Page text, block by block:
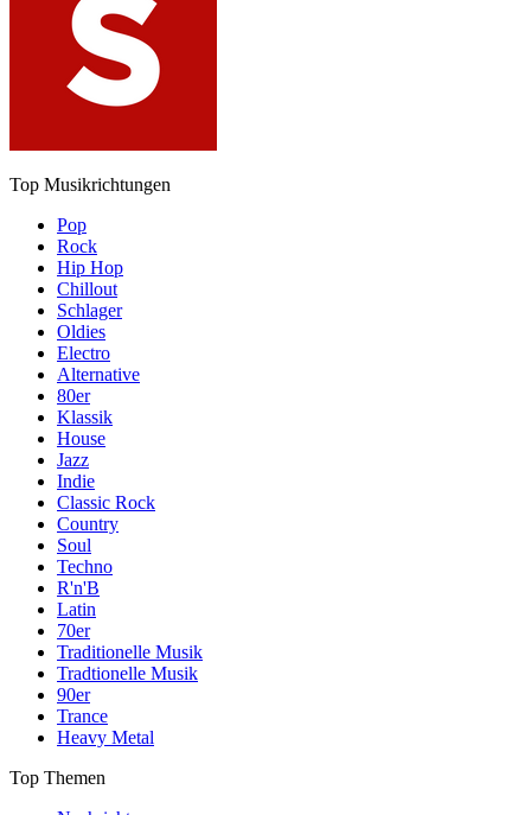
Top Musikrichtungen
Pop
Rock
Hip Hop
Chillout
Schlager
Oldies
Electro
Alternative
80er
Klassik
House
Jazz
Indie
Classic Rock
Country
Soul
Techno
R'n'B
Latin
70er
Traditionelle Musik
Tradtionelle Musik
90er
Trance
Heavy Metal
Top Themen